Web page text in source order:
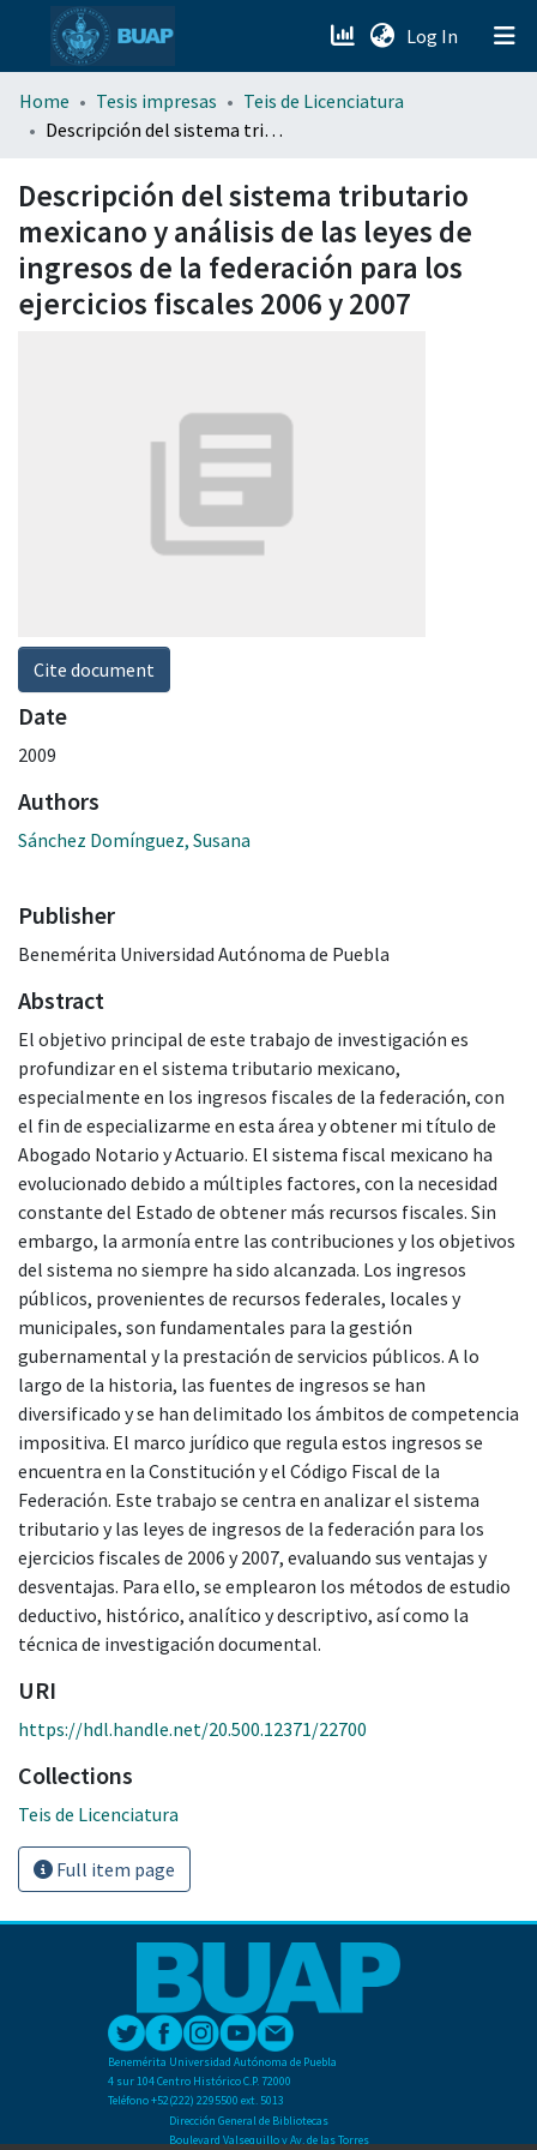
Log In (current)
menu.section.about_menu
Home Tesis impresas
Teis de Licenciatura
Descripción del sistema tributario mexicano y análisis de las leyes de ingresos de la federación para los ejercicios fiscales 2006 y 2007
Descripción del sistema tributario
mexicano y análisis de las leyes de
ingresos de la federación para los
ejercicios fiscales 2006 y 2007
Cite document
Date
2009
Authors
Sánchez Domínguez, Susana
Publisher
Benemérita Universidad Autónoma de Puebla
Abstract
El objetivo principal de este trabajo de investigación es
profundizar en el sistema tributario mexicano,
especialmente en los ingresos fiscales de la federación, con
el fin de especializarme en esta área y obtener mi título de
Abogado Notario y Actuario. El sistema fiscal mexicano ha
evolucionado debido a múltiples factores, con la necesidad
constante del Estado de obtener más recursos fiscales. Sin
embargo, la armonía entre las contribuciones y los objetivos
del sistema no siempre ha sido alcanzada. Los ingresos
públicos, provenientes de recursos federales, locales y
municipales, son fundamentales para la gestión
gubernamental y la prestación de servicios públicos. A lo
largo de la historia, las fuentes de ingresos se han
diversificado y se han delimitado los ámbitos de competencia
impositiva. El marco jurídico que regula estos ingresos se
encuentra en la Constitución y el Código Fiscal de la
Federación. Este trabajo se centra en analizar el sistema
tributario y las leyes de ingresos de la federación para los
ejercicios fiscales de 2006 y 2007, evaluando sus ventajas y
desventajas. Para ello, se emplearon los métodos de estudio
deductivo, histórico, analítico y descriptivo, así como la
técnica de investigación documental.
URI
https://hdl.handle.net/20.500.12371/22700
Collections
Teis de Licenciatura
Full item page
Benemérita Universidad Autónoma de Puebla
4 sur 104 Centro Histórico C.P. 72000
Teléfono +52(222) 2295500 ext. 5013
Dirección General de Bibliotecas
Boulevard Valsequillo y Av. de las Torres